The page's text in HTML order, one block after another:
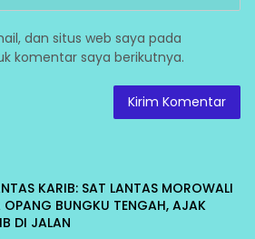
dan situs web saya pada
komentar saya berikutnya.
KARIB: SAT LANTAS MOROWALI
OPANG BUNGKU TENGAH, AJAK
DI JALAN